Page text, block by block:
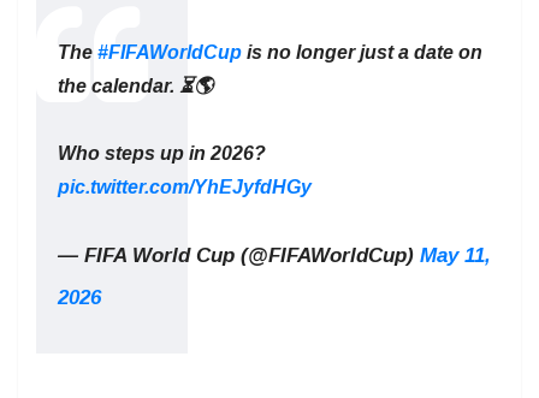
The #FIFAWorldCup is no longer just a date on
the calendar. ⏳🌎
Who steps up in 2026?
pic.twitter.com/YhEJyfdHGy
— FIFA World Cup (@FIFAWorldCup) May 11,
2026